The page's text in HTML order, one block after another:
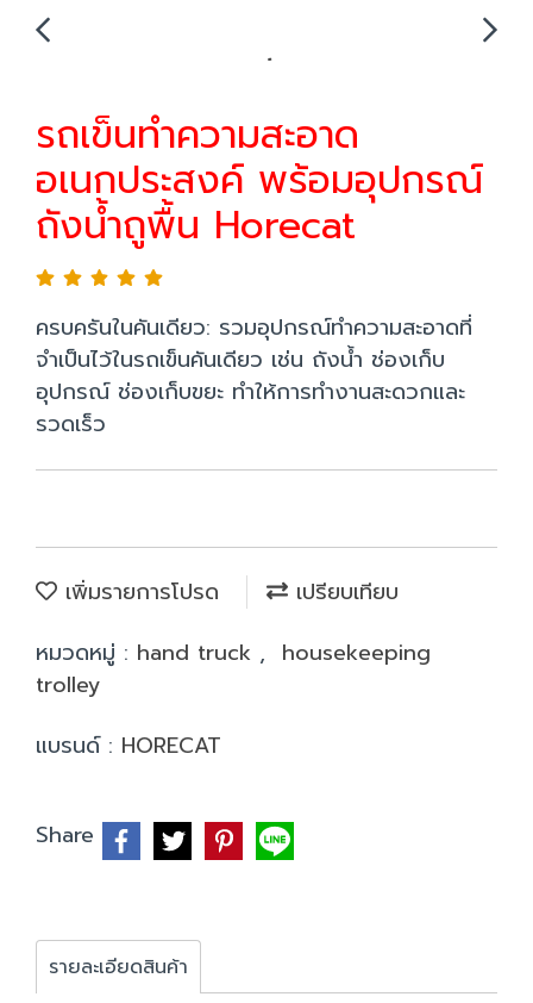
รถเข็นทำความสะอาด
อเนกประสงค์ พร้อมอุปกรณ์
ถังน้ำถูพื้น Horecat
ครบครันในคันเดียว: รวมอุปกรณ์ทำความสะอาดที่
จำเป็นไว้ในรถเข็นคันเดียว เช่น ถังน้ำ ช่องเก็บ
อุปกรณ์ ช่องเก็บขยะ ทำให้การทำงานสะดวกและ
รวดเร็ว
เพิ่มรายการโปรด
เปรียบเทียบ
หมวดหมู่ : hand truck , housekeeping
trolley
แบรนด์ : HORECAT
Share
รายละเอียดสินค้า